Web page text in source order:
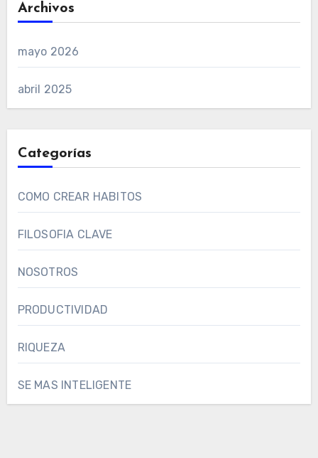
Archivos
mayo 2026
abril 2025
Categorías
COMO CREAR HABITOS
FILOSOFIA CLAVE
NOSOTROS
PRODUCTIVIDAD
RIQUEZA
SE MAS INTELIGENTE